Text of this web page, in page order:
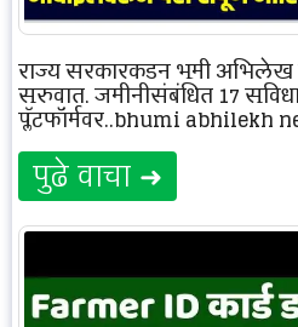
राज्य सरकारकडून भूमी अभिलेख
सुरुवात, जमीनीसंबंधित 17
प्लॅटफॉर्मवर..bhumi abhilekh
पुढे वाचा ➜